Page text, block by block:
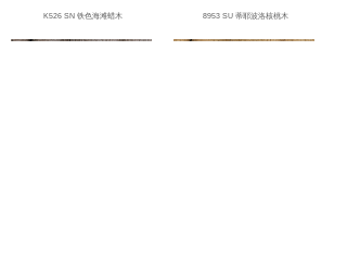
K526 SN 铁色海滩蜡木 8953 SU 蒂耶波洛核桃木